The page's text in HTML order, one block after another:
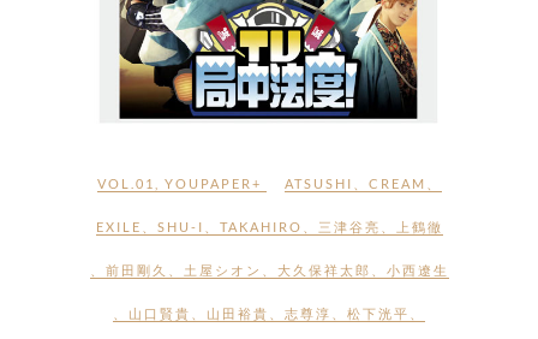
VOL.01 YOUPAPER+ ATSUSHI CREAM
EXILE SHU-I TAKAHIRO 三津谷亮 上鶴徹
前田剛久 土屋シオン 大久保祥太郎 小西遼生
山口賢貴 山田裕貴 志尊淳 松下洸平